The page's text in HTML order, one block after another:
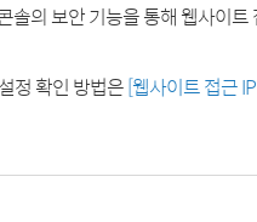
솔의 보안 기능을 통해 웹사이
정 확인 방법은[웹사이트 접근